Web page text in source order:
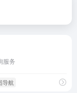
服务
导航